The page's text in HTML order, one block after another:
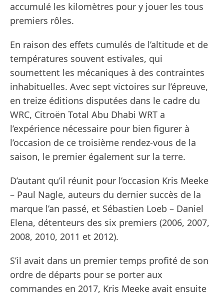
accumulé les kilomètres pour y jouer les tous
premiers rôles.
En raison des effets cumulés de l’altitude et de
températures souvent estivales, qui
soumettent les mécaniques à des contraintes
inhabituelles. Avec sept victoires sur l’épreuve,
en treize éditions disputées dans le cadre du
WRC, Citroën Total Abu Dhabi WRT a
l’expérience nécessaire pour bien figurer à
l’occasion de ce troisième rendez-vous de la
saison, le premier également sur la terre.
D’autant qu’il réunit pour l’occasion Kris Meeke
– Paul Nagle, auteurs du dernier succès de la
marque l’an passé, et Sébastien Loeb – Daniel
Elena, détenteurs des six premiers (2006, 2007,
2008, 2010, 2011 et 2012).
S’il avait dans un premier temps profité de son
ordre de départs pour se porter aux
commandes en 2017, Kris Meeke avait ensuite